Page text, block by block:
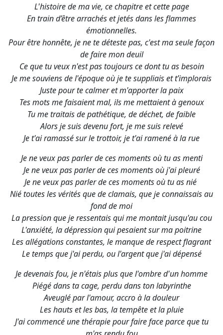
L'histoire de ma vie, ce chapitre et cette page
En train d’être arrachés et jetés dans les flammes
émotionnelles.
Pour être honnête, je ne te déteste pas, c'est ma seule façon
de faire mon deuil
Ce que tu veux n'est pas toujours ce dont tu as besoin
Je me souviens de l'époque où je te suppliais et t’implorais
Juste pour te calmer et m'apporter la paix
Tes mots me faisaient mal, ils me mettaient à genoux
Tu me traitais de pathétique, de déchet, de faible
Alors je suis devenu fort, je me suis relevé
Je t'ai ramassé sur le trottoir, je t'ai ramené à la rue
Je ne veux pas parler de ces moments où tu as menti
Je ne veux pas parler de ces moments où j'ai pleuré
Je ne veux pas parler de ces moments où tu as nié
Nié toutes les vérités que de clamais, que je connaissais au
fond de moi
La pression que je ressentais qui me montait jusqu'au cou
L'anxiété, la dépression qui pesaient sur ma poitrine
Les allégations constantes, le manque de respect flagrant
Le temps que j'ai perdu, ou l'argent que j'ai dépensé
Je devenais fou, je n'étais plus que l'ombre d'un homme
Piégé dans ta cage, perdu dans ton labyrinthe
Aveuglé par l'amour, accro à la douleur
Les hauts et les bas, la tempête et la pluie
J'ai commencé une thérapie pour faire face parce que tu